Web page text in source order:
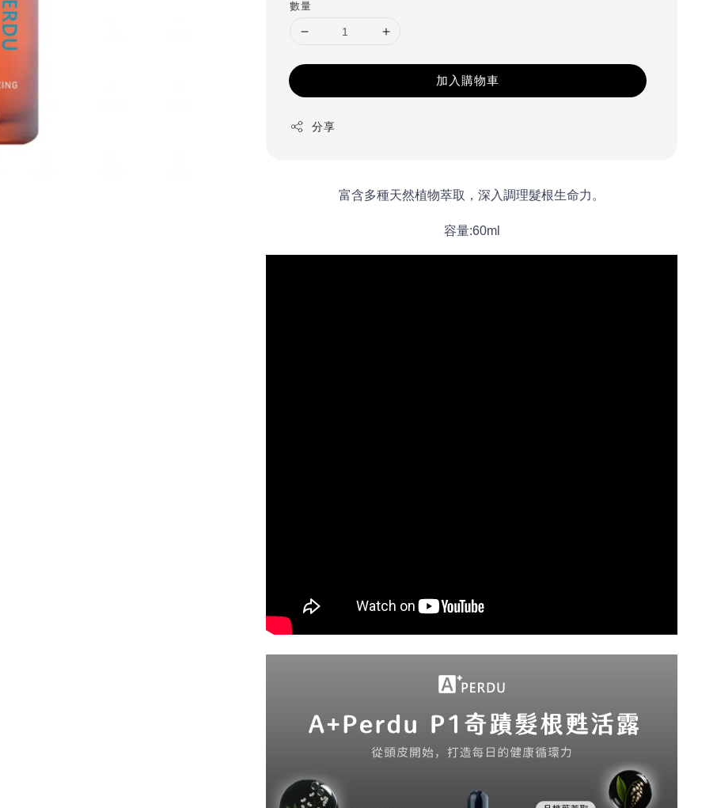
數量
加入購物車
分享
富含多種天然植物萃取，深入調理髮根生命力。
容量:60ml